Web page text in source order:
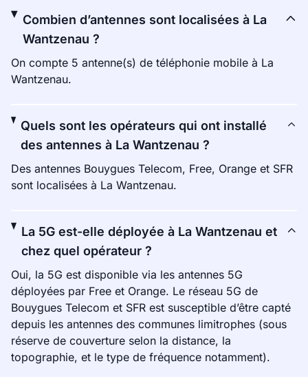
Combien d’antennes sont localisées à La
Wantzenau ?
On compte 5 antenne(s) de téléphonie mobile à La
Wantzenau.
Quels sont les opérateurs qui ont installé
des antennes à La Wantzenau ?
Des antennes Bouygues Telecom, Free, Orange et SFR
sont localisées à La Wantzenau.
La 5G est-elle déployée à La Wantzenau et
chez quel opérateur ?
Oui, la 5G est disponible via les antennes 5G
déployées par Free et Orange. Le réseau 5G de
Bouygues Telecom et SFR est susceptible d’être capté
depuis les antennes des communes limitrophes (sous
réserve de couverture selon la distance, la
topographie, et le type de fréquence notamment).